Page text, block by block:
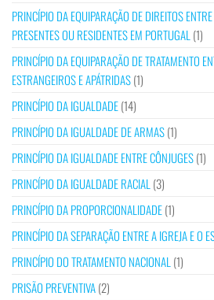
PRINCÍPIO DA EQUIPARAÇÃO DE DIREITOS
PRESENTES OU RESIDENTES EM PORTUGAL (1)
PRINCÍPIO DA EQUIPARAÇÃO DE TRATAMENTO
ESTRANGEIROS E APÁTRIDAS(1)
PRINCÍPIO DA IGUALDADE(14)
PRINCÍPIO DA IGUALDADE DE ARMAS(1)
PRINCÍPIO DA IGUALDADE ENTRE CÔNJUGES(1)
PRINCÍPIO DA IGUALDADE RACIAL (3)
PRINCÍPIO DA PROPORCIONALIDADE(1)
PRINCÍPIO DA SEPARAÇÃO ENTRE A IGREJA E O
PRINCÍPIO DO TRATAMENTO NACIONAL (1)
PRISÃO PREVENTIVA(2)